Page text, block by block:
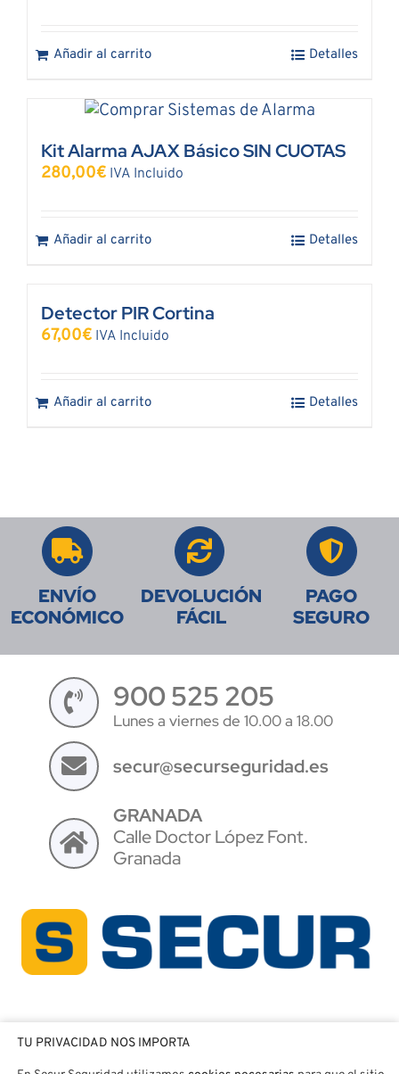
Añadir al carrito Detalles
Kit Alarma AJAX Básico SIN CUOTAS
280,00€ IVA Incluido
Añadir al carrito Detalles
Detector PIR Cortina
67,00€ IVA Incluido
Añadir al carrito Detalles
ENVÍO
ECONÓMICO
DEVOLUCIÓN
FÁCIL
PAGO
SEGURO
900 525 205
Lunes a viernes de 10.00 a 18.00
secur@securseguridad.es
GRANADA
Calle Doctor López Font.
Granada
TU PRIVACIDAD NOS IMPORTA